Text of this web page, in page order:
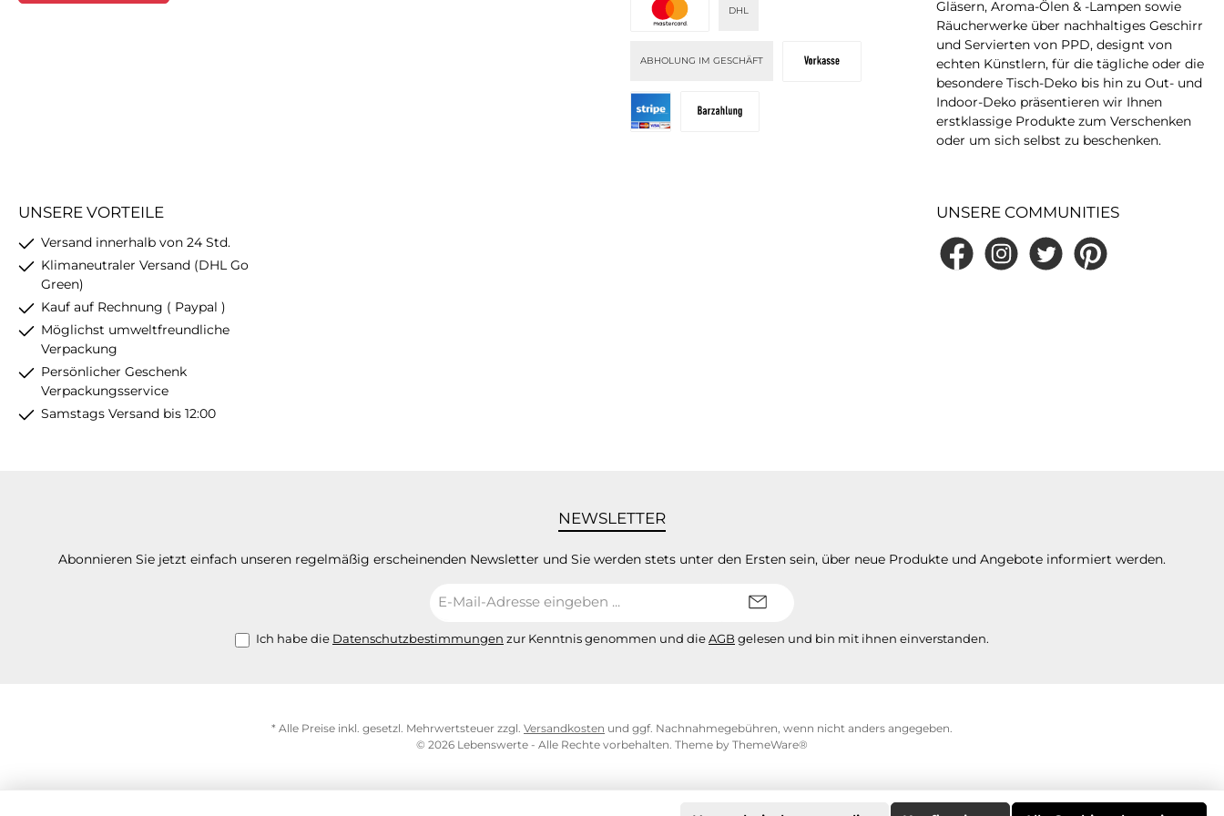
DHL
ABHOLUNG IM GESCHÄFT
Gläsern, Aroma-Ölen & -Lampen sowie
Räucherwerke über nachhaltiges Geschirr
und Servierten von PPD, designt von
echten Künstlern, für die tägliche oder die
besondere Tisch-Deko bis hin zu Out- und
Indoor-Deko präsentieren wir Ihnen
erstklassige Produkte zum Verschenken
oder um sich selbst zu beschenken.
UNSERE VORTEILE
Versand innerhalb von 24 Std.
Klimaneutraler Versand (DHL Go
Green)
Kauf auf Rechnung ( Paypal )
Möglichst umweltfreundliche
Verpackung
Persönlicher Geschenk
Verpackungsservice
Samstags Versand bis 12:00
UNSERE COMMUNITIES
FacebookInstagramTwitter Pinterest
NEWSLETTER
Abonnieren Sie jetzt einfach unseren regelmäßig erscheinenden Newsletter und Sie werden stets unter den Ersten sein, über neue Produkte und Angebote informiert werden.
Mail-
Ich habe die Datenschutzbestimmungen zur Kenntnis genommen und dieAGBgelesen und bin mit ihnen einverstanden.
* Alle Preise inkl. gesetzl. Mehrwertsteuer zzgl. Versandkosten und ggf. Nachnahmegebühren, wenn nicht anders angegeben.
© 2026 Lebenswerte - Alle Rechte vorbehalten. Theme by ThemeWare®